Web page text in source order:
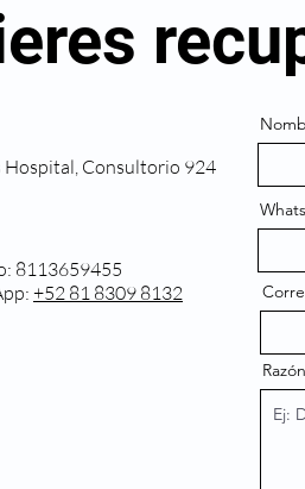
Hospital, Consultorio 924
8113659455
‪+52 81 8309 8132‬